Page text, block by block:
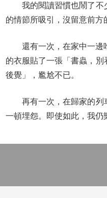
我的閱讀習慣也鬧了不少
的情節所吸引，沒留意前方
還有一次，在家中一邊吃
的衣服貼了一張「書蟲，
後覺」，尷尬不已。
再有一次，在歸家的列車
一頓埋怨。即使如此，我仍